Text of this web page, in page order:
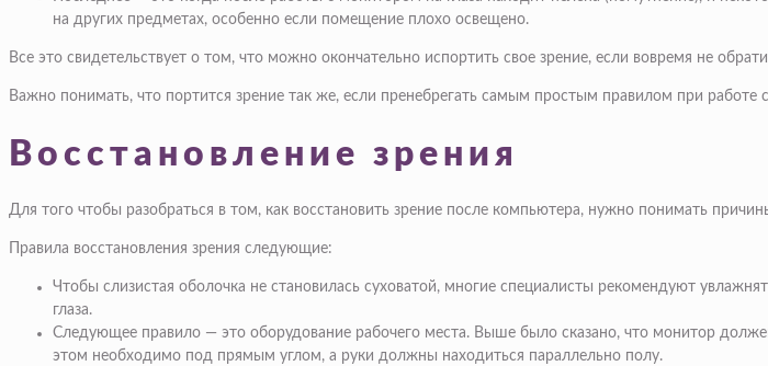
на других предметах, особенно если помещение плохо освещено.
Все это свидетельствует о том, что можно окончательно испортить свое зрение, если вовремя не
Важно понимать, что портится зрение так же, если пренебрегать самым простым правилом при
Восстановление зрения
Для того чтобы разобраться в том, как восстановить зрение после компьютера, нужно понимать
Правила восстановления зрения следующие:
Чтобы слизистая оболочка не становилась суховатой, многие специалисты рекомендуют
глаза.
Следующее правило — это оборудование рабочего места. Выше было сказано, что монитор
этом необходимо под прямым углом, а руки должны находиться параллельно полу.